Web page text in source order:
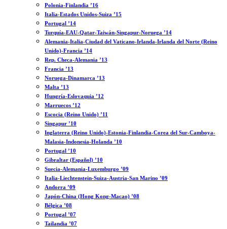
Polonia-Finlandia ’16
Italia-Estados Unidos-Suiza ’15
Portugal ’14
Turquía-EAU-Qatar-Taiwán-Singapur-Noruega ’14
Alemania-Italia-Ciudad del Vaticano-Irlanda-Irlanda del Norte (Reino
Unido)-Francia ’14
Rep. Checa-Alemania ’13
Francia ’13
Noruega-Dinamarca ’13
Malta ’13
Hungría-Eslovaquia ’12
Marruecos ’12
Escocia (Reino Unido) ’11
Singapur ’10
Inglaterra (Reino Unido)-Estonia-Finlandia-Corea del Sur-Camboya-
Malasia-Indonesia-Holanda ’10
Portugal ’10
Gibraltar (Español) ’10
Suecia-Alemania-Luxemburgo ’09
Italia-Liechtenstein-Suiza-Austria-San Marino ’09
Andorra ’09
Japón-China (Hong Kong-Macao) ’08
Bélgica ’08
Portugal ’07
Tailandia ’07